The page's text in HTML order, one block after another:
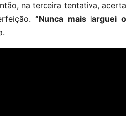
na terceira tentativa, acerta
“Nunca mais larguei o